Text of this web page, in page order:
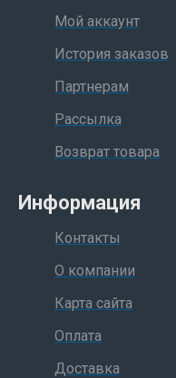
Мой аккаунт
История заказов
Партнерам
Рассылка
Возврат товара
Информация
Контакты
О компании
Карта сайта
Оплата
Доставка